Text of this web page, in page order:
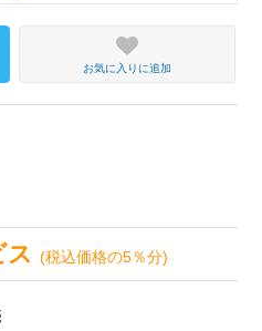
お気に入りに追加
ス(税込価格の5％分)